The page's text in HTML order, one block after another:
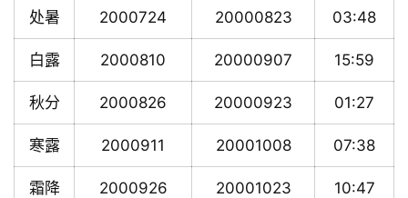
处暑 2000724 20000823 03:48
白露 2000810 20000907 15:59
秋分 2000826 20000923 01:27
寒露 2000911 20001008 07:38
霜降 2000926 20001023 10:47